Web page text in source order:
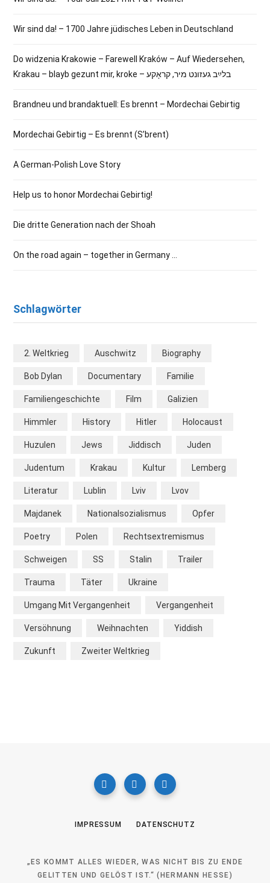
Wir sind da! – 1700 Jahre jüdisches Leben in Deutschland
Do widzenia Krakowie – Farewell Kraków – Auf Wiedersehen,
Krakau – blayb gezunt mir, kroke – בלײַב געזונט מיר, קראָקע
Brandneu und brandaktuell: Es brennt – Mordechai Gebirtig
Mordechai Gebirtig – Es brennt (S’brent)
A German-Polish Love Story
Help us to honor Mordechai Gebirtig!
Die dritte Generation nach der Shoah
On the road again – together in Germany …
Schlagwörter
2. Weltkrieg Auschwitz Biography
Bob Dylan Documentary Familie
Familiengeschichte Film Galizien
Himmler History Hitler Holocaust
Huzulen Jews Jiddisch Juden
Judentum Krakau Kultur Lemberg
Literatur Lublin Lviv Lvov
Majdanek Nationalsozialismus Opfer
Poetry Polen Rechtsextremismus
Schweigen SS Stalin Trailer
Trauma Täter Ukraine
Umgang Mit Vergangenheit Vergangenheit
Versöhnung Weihnachten Yiddish
Zukunft Zweiter Weltkrieg
IMPRESSUM DATENSCHUTZ
„ES KOMMT ALLES WIEDER, WAS NICHT BIS ZU ENDE
GELITTEN UND GELÖST IST.“ (HERMANN HESSE)